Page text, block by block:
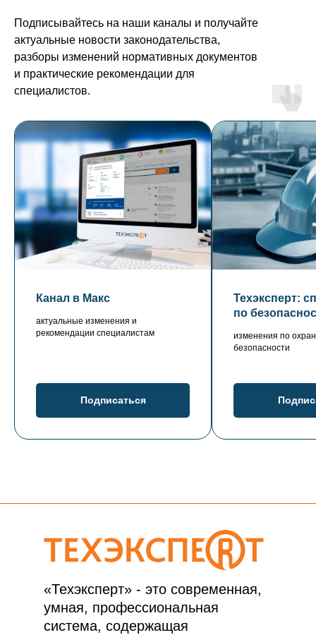
Подписывайтесь на наши каналы и получайте
актуальные новости законодательства,
разборы изменений нормативных документов
и практические рекомендации для
специалистов.
Канал в Макс
актуальные изменения и
рекомендации специалистам
Подписаться
Техэксперт:
по
изменения по
безопасности
«Техэксперт» - это современная,
умная, профессиональная
система, содержащая